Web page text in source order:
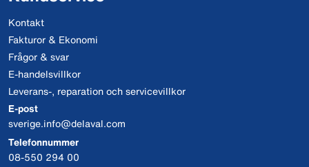
Kontakt
Fakturor & Ekonomi
Frågor & svar
E-handelsvillkor
Leverans-, reparation och servicevillkor
E-post
sverige.info@delaval.com
Telefonnummer
08-550 294 00